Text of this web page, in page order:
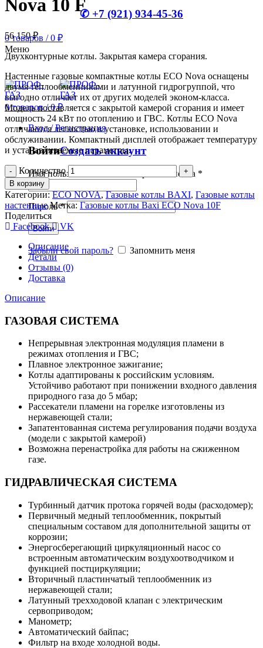
✆ +7 (921) 934-45-36
0товаров / 0 ₽
Меню
0товаров / 0₽
Вход / Регистрация
ВойтиСоздать аккаунт
Имя пользователя или электронная почта *
Пароль*
Войти
Забыли свой пароль? Запомнить меня
Nova 10 F
56 150₽
Двухконтурные котлы. Закрытая камера сгорания.
Настенные газовые компактные котлы ECO Nova оснащены
двумя теплообменниками и латунной гидрогруппой, что
выгодно отличает их от других моделей эконом-класса.
Модель поставляется с закрытой камерой сгорания и имеет
мощность 24 кВт по отоплению и ГВС. Котлы ECO Nova
отличаются легкостью в установке, использовании и
обслуживании. Компактный дисплей отображает температуру
и устанавливаемые параметры.
Количество
В корзину
Категории:ECO NOVA, Газовые котлы BAXI, Газовые котлы
настенные Метка: Газовые котлы Baxi ECO Nova 10F
Поделиться
Facebook
VK
Описание
Детали
Отзывы (0)
Доставка
Описание
ГАЗОВАЯ СИСТЕМА
Непрерывная электронная модуляция пламени в
режимах отопления и ГВС;
Плавное электронное зажигание;
Котлы адаптированы к российским условиям.
Устойчиво работают при понижении входного давления
природного газа до 5 мбар;
Рассекатели пламени на горелке изготовлены из
нержавеющей стали;
Запатентованная система регулирования подачи воздуха
(модели с закрытой камерой)
Возможна перенастройка для работы на сжиженном
газе.
ГИДРАВЛИЧЕСКАЯ СИСТЕМА
Турбинный датчик протока горячей воды (расходомер);
Первичный медный теплообменник, покрытый
специальным составом для дополнительной защиты от
коррозии;
Энергосберегающий циркуляционный насос со
встроенным автоматическим воздухоотводчиком и
функцией постциркуляции;
Вторичный пластинчатый теплообменник из
нержавеющей стали;
Латунный трехходовой клапан с электрическим
сервоприводом;
Манометр;
Автоматический байпас;
Фильтр на входе холодной воды.